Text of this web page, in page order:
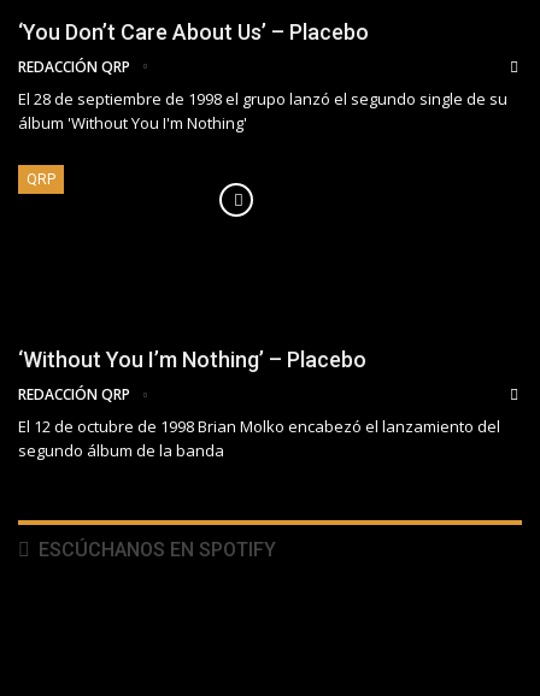
‘You Don’t Care About Us’ – Placebo
REDACCIÓN QRP
El 28 de septiembre de 1998 el grupo lanzó el segundo single de su
álbum 'Without You I'm Nothing'
QRP
‘Without You I’m Nothing’ – Placebo
REDACCIÓN QRP
El 12 de octubre de 1998 Brian Molko encabezó el lanzamiento del
segundo álbum de la banda
ESCÚCHANOS EN SPOTIFY